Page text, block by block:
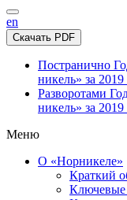
en
Скачать PDF
Постранично
никель» за 2019
Разворотами
никель» за 2019
Меню
О «Норникеле»
Краткий
Ключевые